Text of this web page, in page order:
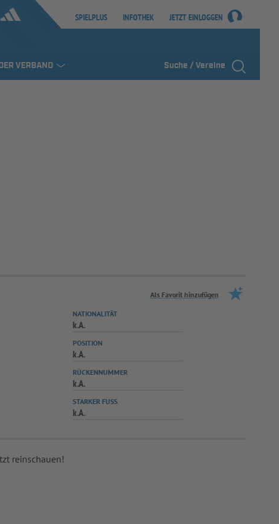
SPIELPLUS INFOTHEK JETZT EINLOGGEN
VERBAND Suche / Vereine
Als Favorit hinzufügen
NATIONALITÄT
k.A.
POSITION
k.A.
RÜCKENNUMMER
k.A.
STARKER FUSS
k.A.
reinschauen!